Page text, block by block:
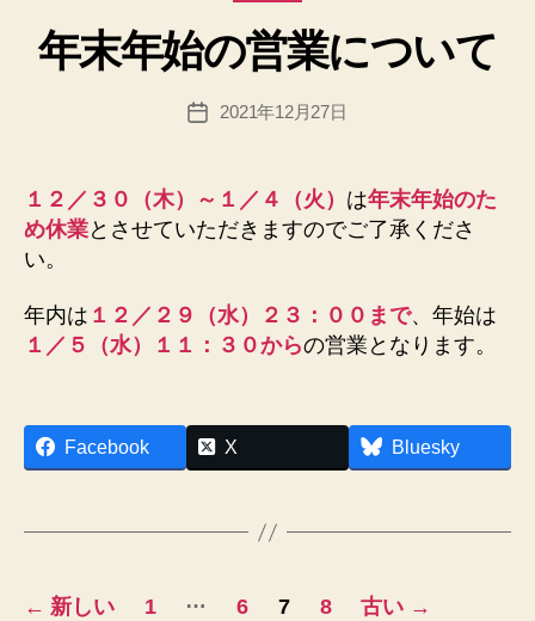
ゴ
リ
年末年始の営業について
投
稿
d
m
@
x
u
sfi
n
et
投
2021年12月27日
１２／３０（木）～１／４（火） は年末年始のた
め休業とさせていただきますのでご了承くださ
い。
年内は １２／２９（水）２３：００まで、年始は
１／５（水）
１１：３０からの営業となります。
Facebook X Bluesky
投
← 新しい 1 … 6 7 8 古い →